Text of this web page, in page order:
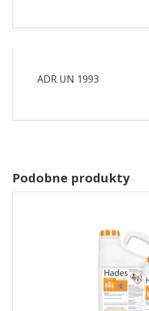
ADR UN 1993
Podobne produkty